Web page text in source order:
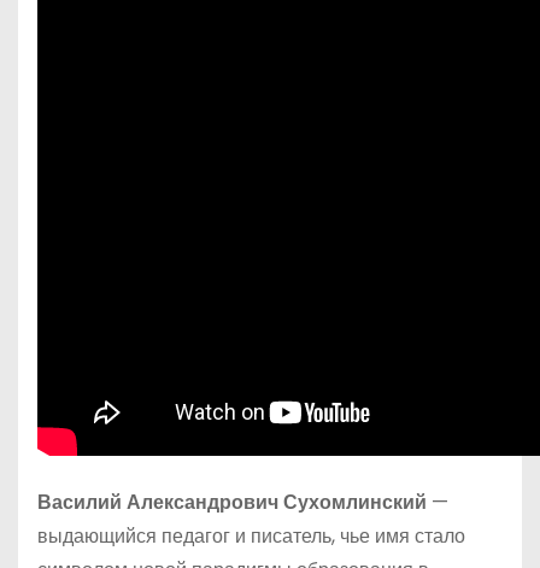
Василий Александрович Сухомлинский —
выдающийся педагог и писатель, чье имя стало